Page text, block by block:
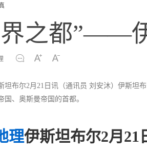
界之都”——
坦布尔2月21日讯（通讯员 刘安沐）伊斯坦
、奥斯曼帝国的首都。
理伊斯坦布尔2月21